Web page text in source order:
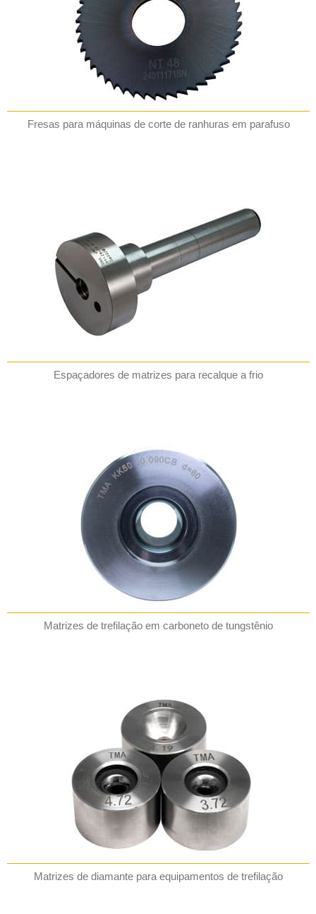
Fresas para máquinas de corte de ranhuras em parafuso
Espaçadores de matrizes para recalque a frio
Matrizes de trefilação em carboneto de tungstênio
Matrizes de diamante para equipamentos de trefilação